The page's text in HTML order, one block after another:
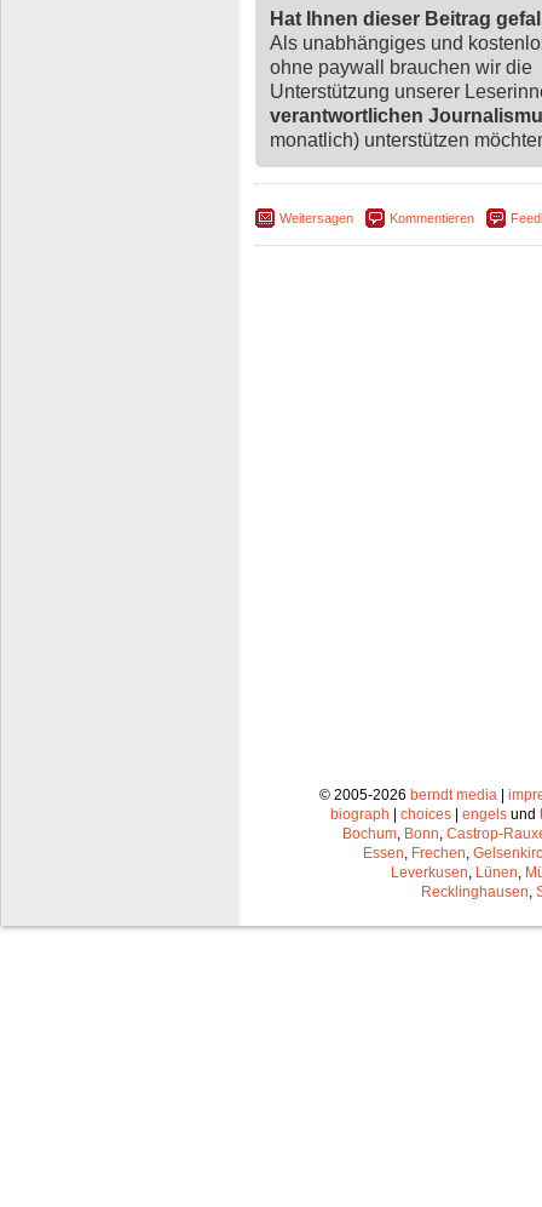
Hat Ihnen dieser Beitrag
Als unabhängiges und
ohne paywall brauchen wir die
Unterstützung unserer
verantwortlichen
monatlich) unterstützen
Weitersagen Kommentieren
© 2005-2026 berndt media|
biograph
choices engels und
Bochum, Bonn, Castrop-
Essen, Frechen,
Leverkusen, Lünen,
Recklinghausen,